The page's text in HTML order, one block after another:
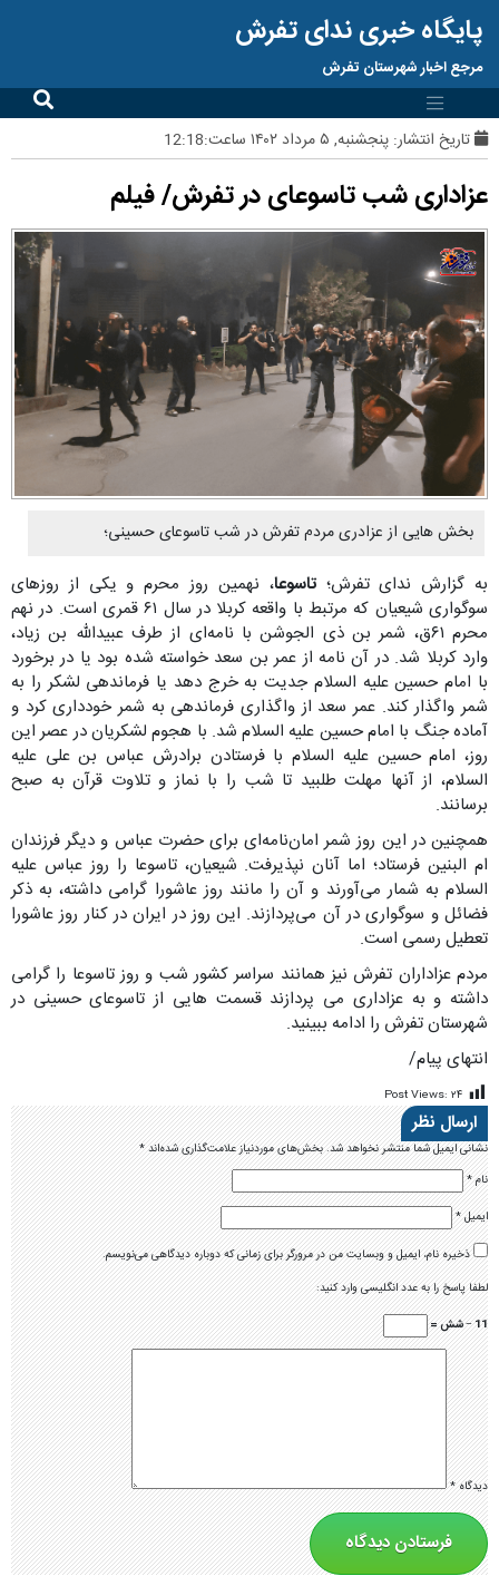
پایگاه خبری ندای تفرش
مرجع اخبار شهرستان تفرش
تاریخ انتشار: پنجشنبه, ۵ مرداد ۱۴۰۲ ساعت:12:18
عزاداری شب تاسوعای در تفرش/ فیلم
بخش هایی از عزادری مردم تفرش در شب تاسوعای حسینی؛
به گزارش ندای تفرش؛تاسوعا، نهمین روز محرم و یکی از روزهای
سوگواری شیعیان که مرتبط با واقعه کربلا در سال ۶۱ قمری است. در نهم
محرم ۶۱ق، شمر بن ذی الجوشن با نامه‌ای از طرف عبیدالله بن زیاد،
وارد کربلا شد. در آن نامه از عمر بن سعد خواسته شده بود یا در برخورد
با امام حسین علیه السلام جدیت به خرج دهد یا فرماندهی لشکر را به
شمر واگذار کند. عمر سعد از واگذاری فرماندهی به شمر خودداری کرد و
آماده جنگ با امام حسین علیه السلام شد. با هجوم لشکریان در عصر این
روز، امام حسین علیه السلام با فرستادن برادرش عباس بن علی علیه
السلام، از آنها مهلت طلبید تا شب را با نماز و تلاوت قرآن به صبح
برسانند.
همچنین در این روز شمر امان‌نامه‌ای برای حضرت عباس و دیگر فرزندان
ام البنین فرستاد؛ اما آنان نپذیرفت. شیعیان، تاسوعا را روز عباس علیه
السلام به شمار می‌آورند و آن را مانند روز عاشورا گرامی داشته، به ذکر
فضائل و سوگواری در آن می‌پردازند. این روز در ایران در کنار روز عاشورا
تعطیل رسمی است.
مردم عزاداران تفرش نیز همانند سراسر کشور شب و روز تاسوعا را گرامی
داشته و به عزاداری می پردازند قسمت هایی از تاسوعای حسینی در
شهرستان تفرش را ادامه ببینید.
انتهای پیام/
Post Views: ۲۴
ارسال نظر
نشانی ایمیل شما منتشر نخواهد شد.بخش‌های موردنیاز علامت‌گذاری شده‌اند*
نام*
ایمیل*
ذخیره نام، ایمیل و وبسایت من در مرورگر برای زمانی که دوباره دیدگاهی می‌نویسم.
لطفا پاسخ را به عدد انگلیسی وارد کنید:
11 − شش =
دیدگاه*